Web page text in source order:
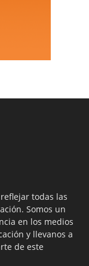
todas las
Somos un
en los medios
y llevanos a
de este